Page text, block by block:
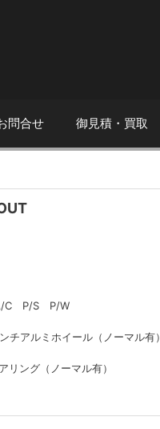
問合せ 御見積・買取
C P/S P/W
チアルミホイール（ノーマル有）
リング（ノーマル有）